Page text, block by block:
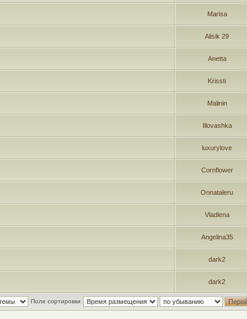
Marisa
Alisik 29
Anetta
Krissti
Malinin
Illovashka
luxurylove
Сornflower
Onnataleru
Vladlena
Angelina35
dark2
dark2
Поле сортировки